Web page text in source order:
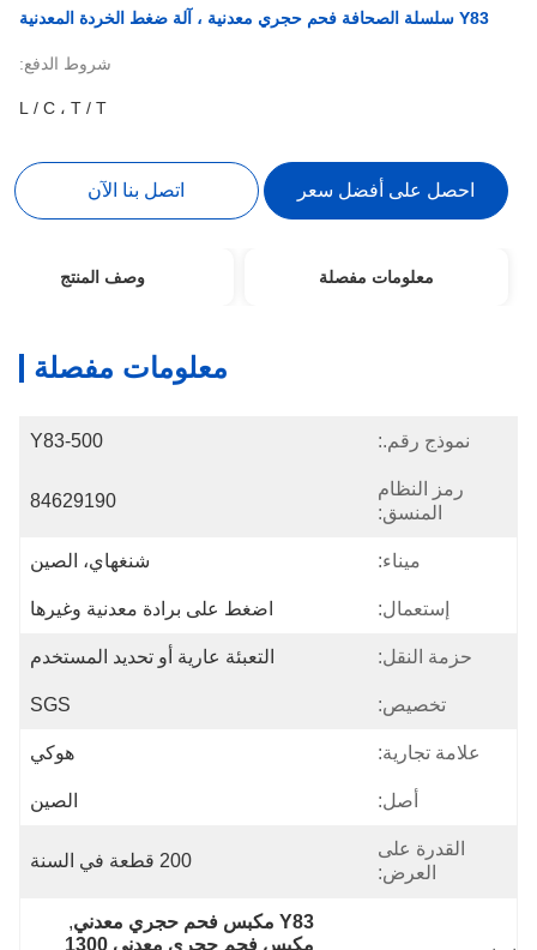
Y83 سلسلة الصحافة فحم حجري معدنية ، آلة ضغط الخردة المعدنية
شروط الدفع:
L / C ، T / T
احصل على أفضل سعر اتصل بنا الآن
معلومات مفصلة وصف المنتج
معلومات مفصلة
نموذج رقم.: Y83-500
رمز النظام
المنسق:
84629190
ميناء: شنغهاي، الصين
إستعمال: اضغط على برادة معدنية وغيرها
حزمة النقل: التعبئة عارية أو تحديد المستخدم
تخصيص: SGS
علامة تجارية: هوكي
أصل: الصين
القدرة على
العرض:
200 قطعة في السنة
Y83 مكبس فحم حجري معدني
,
مكبس فحم حجري معدني 1300